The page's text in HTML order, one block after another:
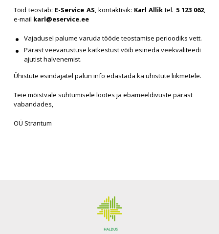
Töid teostab: E-Service AS , kontaktisik: Karl Allik tel. 5 123 062,
e-mail karl@eservice.ee
Vajadusel palume varuda tööde teostamise perioodiks vett.
Pärast veevarustuse katkestust võib esineda veekvaliteedi
ajutist halvenemist.
Ühistute esindajatel palun info edastada ka ühistute liikmetele.
Teie mõistvale suhtumisele lootes ja ebameeldivuste pärast
vabandades,
OÜ Strantum